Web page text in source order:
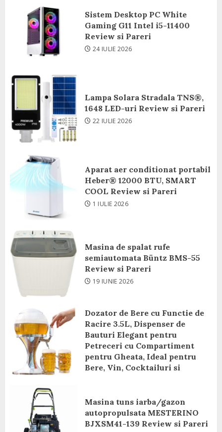
Sistem Desktop PC White
Gaming G11 Intel i5-11400
Review si Pareri
24 IULIE 2026
Lampa Solara Stradala TNS®,
1648 LED-uri Review si Pareri
22 IULIE 2026
Aparat aer conditionat portabil
Heber® 12000 BTU, SMART
COOL Review si Pareri
1 IULIE 2026
Masina de spalat rufe
semiautomata Büntz BMS-55
Review si Pareri
19 IUNIE 2026
Dozator de Bere cu Functie de
Racire 3.5L, Dispenser de
Bauturi Elegant pentru
Petreceri cu Compartiment
pentru Gheata, Ideal pentru
Bere, Vin, Cocktailuri si
8 IUNIE 2026
Masina tuns iarba/gazon
autopropulsata MESTERINO
BJXSM41-139 Review si Pareri